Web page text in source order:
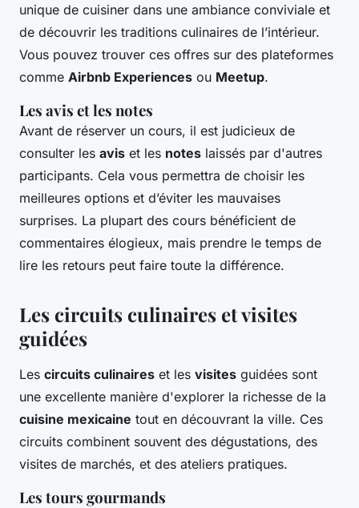
unique de cuisiner dans une ambiance conviviale et
de découvrir les traditions culinaires de l’intérieur.
Vous pouvez trouver ces offres sur des plateformes
comme Airbnb Experiences ou Meetup.
Les avis et les notes
Avant de réserver un cours, il est judicieux de
consulter les avis et les notes laissés par d'autres
participants. Cela vous permettra de choisir les
meilleures options et d’éviter les mauvaises
surprises. La plupart des cours bénéficient de
commentaires élogieux, mais prendre le temps de
lire les retours peut faire toute la différence.
Les circuits culinaires et visites
guidées
Les circuits culinaires et les visites guidées sont
une excellente manière d'explorer la richesse de la
cuisine mexicaine tout en découvrant la ville. Ces
circuits combinent souvent des dégustations, des
visites de marchés, et des ateliers pratiques.
Les tours gourmands